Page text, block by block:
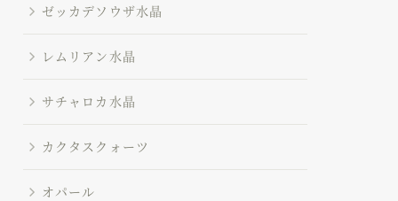
ゼッカデソウザ水晶
レムリアン水晶
サチャロカ水晶
カクタスクォーツ
オパール